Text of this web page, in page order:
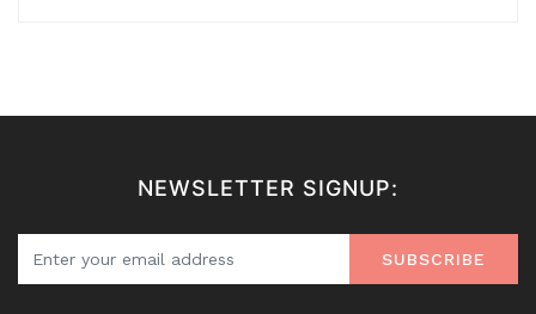
NEWSLETTER SIGNUP:
SUBSCRIBE